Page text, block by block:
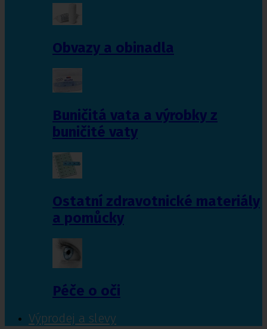
Obvazy a obinadla
Buničitá vata a výrobky z
buničité vaty
Ostatní zdravotnické materiály
a pomůcky
Péče o oči
Výprodej a slevy